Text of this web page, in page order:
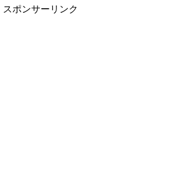
スポンサーリンク